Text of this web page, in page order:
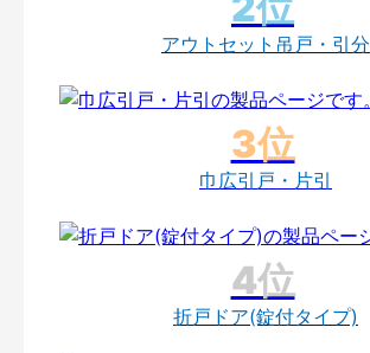
アウトセット吊戸・引分
巾広引戸・片引
折戸ドア(錠付タイプ)